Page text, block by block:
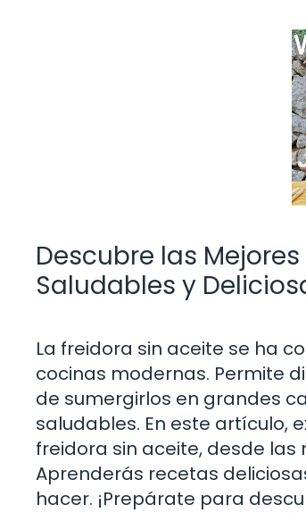
Descubre las
Saludables y
La freidora sin aceite se ha
cocinas modernas. Permite
de sumergirlos en grandes
saludables. En este artículo,
freidora sin aceite, desde
Aprenderás recetas
hacer. ¡Prepárate para